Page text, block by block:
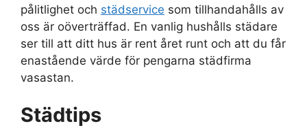
pålitlighet och städservice som tillhandahålls av
oss är oöverträffad. En vanlig hushålls städare
ser till att ditt hus är rent året runt och att du får
enastående värde för pengarna städfirma
vasastan.
Städtips